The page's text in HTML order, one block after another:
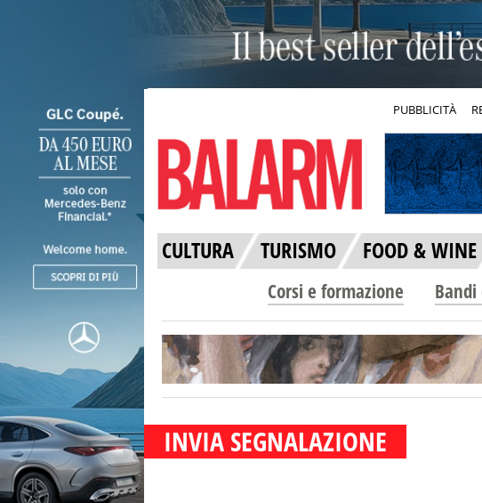
PUBBLICITÀ
CULTURA TURISMO FOOD & WINE
Corsi e formazione
INVIA SEGNALAZIONE